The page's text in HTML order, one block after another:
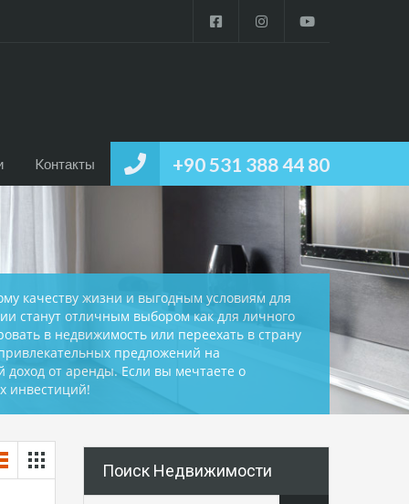
+90 531 388 44 80
Kонтакты
качеству жизни и выгодным условиям для
станут отличным выбором как для личного
в недвижимость или переехать в страну
предложений на
от аренды. Если вы мечтаете о
инвестиций!
Поиск Недвижимости